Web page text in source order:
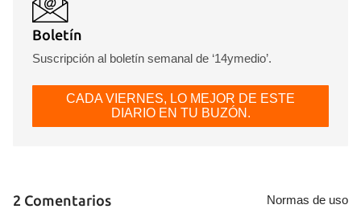
Boletín
Suscripción al boletín semanal de ‘14ymedio’.
CADA VIERNES, LO MEJOR DE ESTE
DIARIO EN TU BUZÓN.
2 Comentarios Normas de uso